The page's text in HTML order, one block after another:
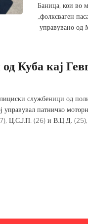
Баница, кои во
„фолксваген
управувано
Куба кај
службеници од
патничко
Ц.С.Ј.П. (26) и В.Ц.Д.